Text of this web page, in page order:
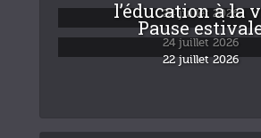
24 juillet 2026
l’éducation à la
24 juillet 2026
Pause
22 juillet 2026